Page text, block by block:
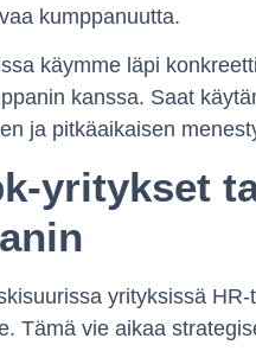
kumppanuutta.
käymme läpi
kanssa. Saat
ja pitkäaikaisen
yritykset
yrityksissä
Tämä vie aikaa